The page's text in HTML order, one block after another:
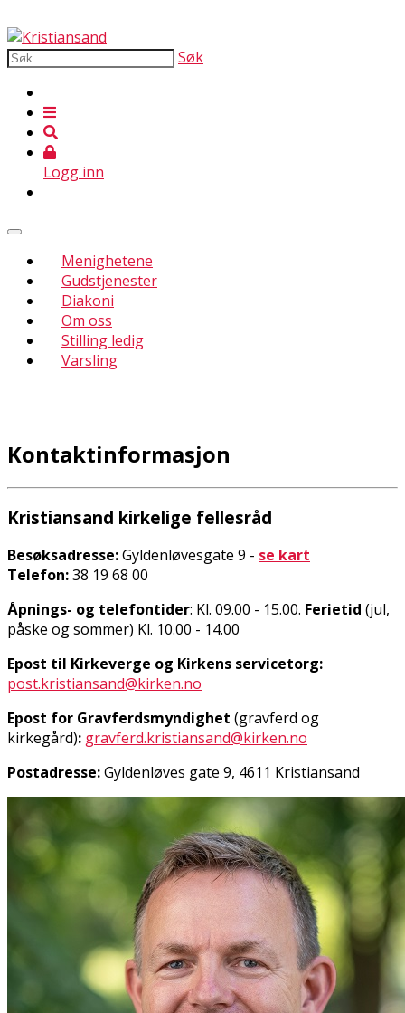
Søk
Logg inn
Menighetene
Gudstjenester
Diakoni
Om oss
Stilling ledig
Varsling
Kontaktinformasjon
Kristiansand kirkelige fellesråd
Besøksadresse:Gyldenløvesgate 9 - se kart
Telefon:38 19 68 00
Åpnings- og telefontider: Kl. 09.00 - 15.00. Ferietid (jul,
påske og sommer) Kl. 10.00 - 14.00
Epost til Kirkeverge og Kirkens servicetorg:
post.kristiansand@kirken.no
Epost for Gravferdsmyndighet (gravferd og
kirkegård): gravferd.kristiansand@kirken.no
Postadresse:Gyldenløves gate 9, 4611 Kristiansand